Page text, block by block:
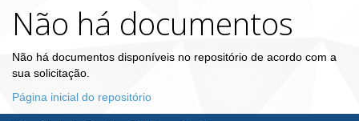
Não há documentos
Não há documentos disponíveis no repositório de acordo com a
sua solicitação.
Página inicial do repositório